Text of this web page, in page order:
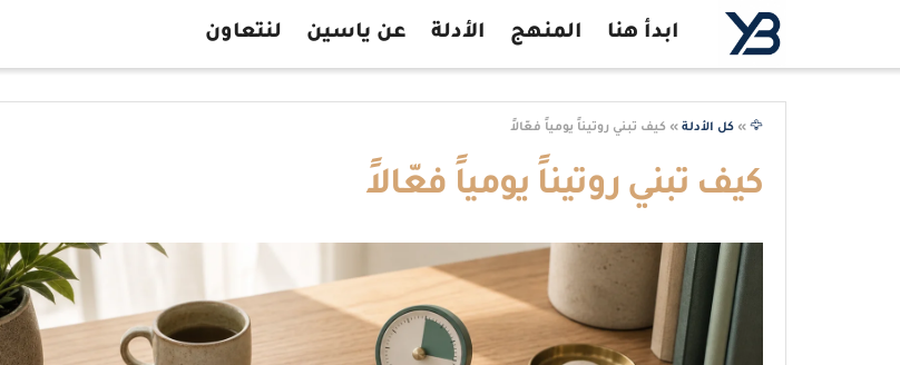
ابدأ هنا المنهج الأدلة عن ياسين لنتعاون
🦅
» كل الأدلة » كيف تبني روتيناً يومياً فعّالاً
كيف تبني روتيناً يومياً فعّالاً